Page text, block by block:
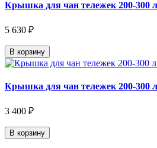
Крышка для чан тележек 200-300
5 630 ₽
В корзину
Крышка для чан тележек 200-300
3 400 ₽
В корзину